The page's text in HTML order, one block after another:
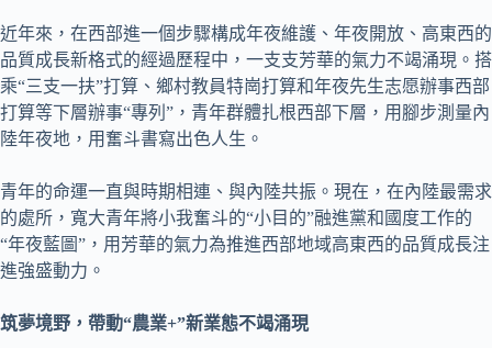
近年來，在西部進一個步驟構成年夜維護、年夜開放、高東西的
品質成長新格式的經過歷程中，一支支芳華的氣力不竭涌現。搭
乘“三支一扶”打算、鄉村教員特崗打算和年夜先生志愿辦事西部
打算等下層辦事“專列”，青年群體扎根西部下層，用腳步測量內
陸年夜地，用奮斗書寫出色人生。
青年的命運一直與時期相連、與內陸共振。現在，在內陸最需求
的處所，寬大青年將小我奮斗的“小目的”融進黨和國度工作的
“年夜藍圖”，用芳華的氣力為推進西部地域高東西的品質成長注
進強盛動力。
筑夢境野，帶動“農業+”新業態不竭涌現